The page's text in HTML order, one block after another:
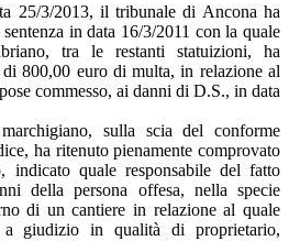
25/3/2013, il tribunale di Ancona ha
in data 16/3/2011 con la quale
tra le restanti statuizioni, ha
800,00 euro di multa, in relazione al
commesso, ai danni di D.S., in data
sulla scia del conforme
ha ritenuto pienamente comprovato
indicato quale responsabile del fatto
della persona offesa, nella specie
di un cantiere in relazione al quale
giudizio in qualità di proprietario,